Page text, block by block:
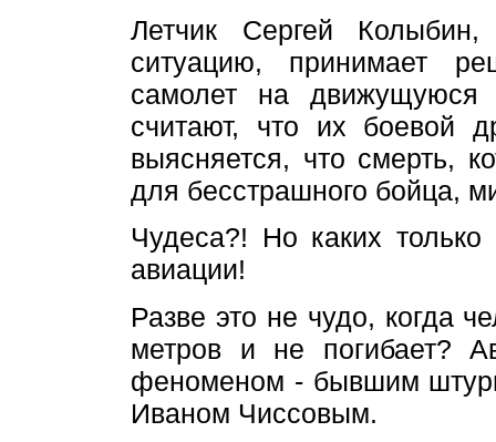
Летчик Сергей
ситуацию, принимает
самолет на движущуюся
считают, что их боевой
выясняется, что смерть,
для бесстрашного бойца,
Чудеса?! Но каких
авиации!
Разве это не чудо, когда
метров и не погибает?
феноменом - бывшим
Иваном Чиссовым.